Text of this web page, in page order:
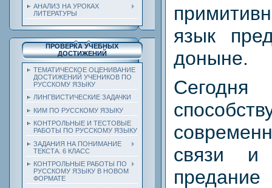
АНАЛИЗ НА УРОКАХ
ЛИТЕРАТУРЫ
ПРОВЕРКА УЧЕБНЫХ
ДОСТИЖЕНИЙ
ТЕМАТИЧЕСКОЕ ОЦЕНИВАНИЕ
ДОСТИЖЕНИЙ УЧЕНИКОВ ПО
РУССКОМУ ЯЗЫКУ
ЛИНГВИСТИЧЕСКИЕ ЗАДАЧКИ
КИМ ПО РУССКОМУ ЯЗЫКУ
КОНТРОЛЬНЫЕ И ТЕСТОВЫЕ
РАБОТЫ ПО РУССКОМУ ЯЗЫКУ
ЗАДАНИЯ НА ПОНИМАНИЕ
ТЕКСТА. 6 КЛАСС
КОНТРОЛЬНЫЕ РАБОТЫ ПО
РУССКОМУ ЯЗЫКУ В НОВОМ
ФОРМАТЕ
язык
доныне.
связи и